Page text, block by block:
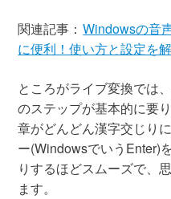
関連記事： Windowsの音
に便利！使い方と設定を
ところがライブ変換では
のステップが基本的に要
章がどんどん漢字交じり
ー(WindowsでいうEnter)
りするほどスムーズで、
ます。